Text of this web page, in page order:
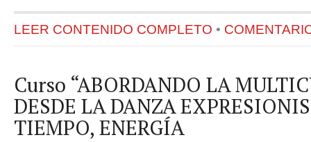
LEER CONTENIDO COMPLETO •
Curso “ABORDANDO LA
DESDE LA DANZA
TIEMPO, ENERGÍA